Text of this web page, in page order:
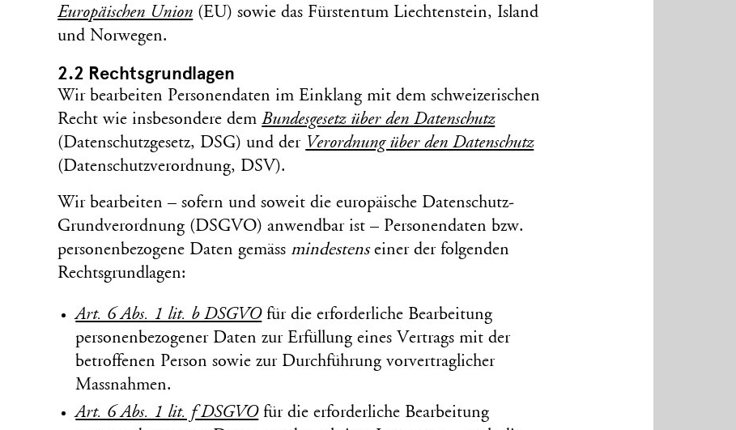
Europäischen Union (EU) sowie das Fürstentum Liechten­stein, Island
und Norwegen.
2.2 Rechts­grundlagen
Wir bearbeiten Personen­daten im Einklang mit dem schweizerischen
Recht wie insbesondere demBundes­gesetz über den Daten­schutz
(Daten­schutz­gesetz, DSG) und der Verordnung über den Daten­schutz
(Daten­schutz­verordnung, DSV).
Wir bearbeiten – sofern und soweit die europäische Daten­schutz-
Grund­verordnung (DSGVO) anwendbar ist – Personen­daten bzw.
personenbezogene Daten gemäss mindestenseiner der folgenden
Rechts­grundlagen:
Art. 6 Abs. 1 lit. b DSGVOfür die erforderliche Bearbeitung
personen­bezogener Daten zur Erfüllung eines Vertrags mit der
betroffenen Person sowie zur Durch­führung vor­vertraglicher
Mass­nahmen.
Art. 6 Abs. 1 lit. f DSGVOfür die erforderliche Bearbeitung